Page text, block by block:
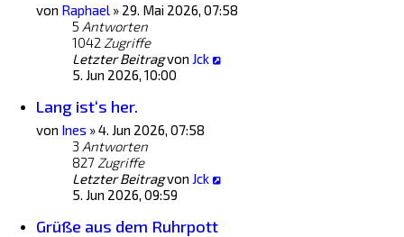
von Raphael » 29. Mai 2026, 07:58
5 Antworten
1042 Zugriffe
Letzter Beitragvon Jck
5. Jun 2026, 10:00
Lang ist‘s her.
von Ines »4. Jun 2026, 07:58
3 Antworten
827 Zugriffe
Letzter Beitragvon Jck
5. Jun 2026, 09:59
Grüße aus dem Ruhrpott